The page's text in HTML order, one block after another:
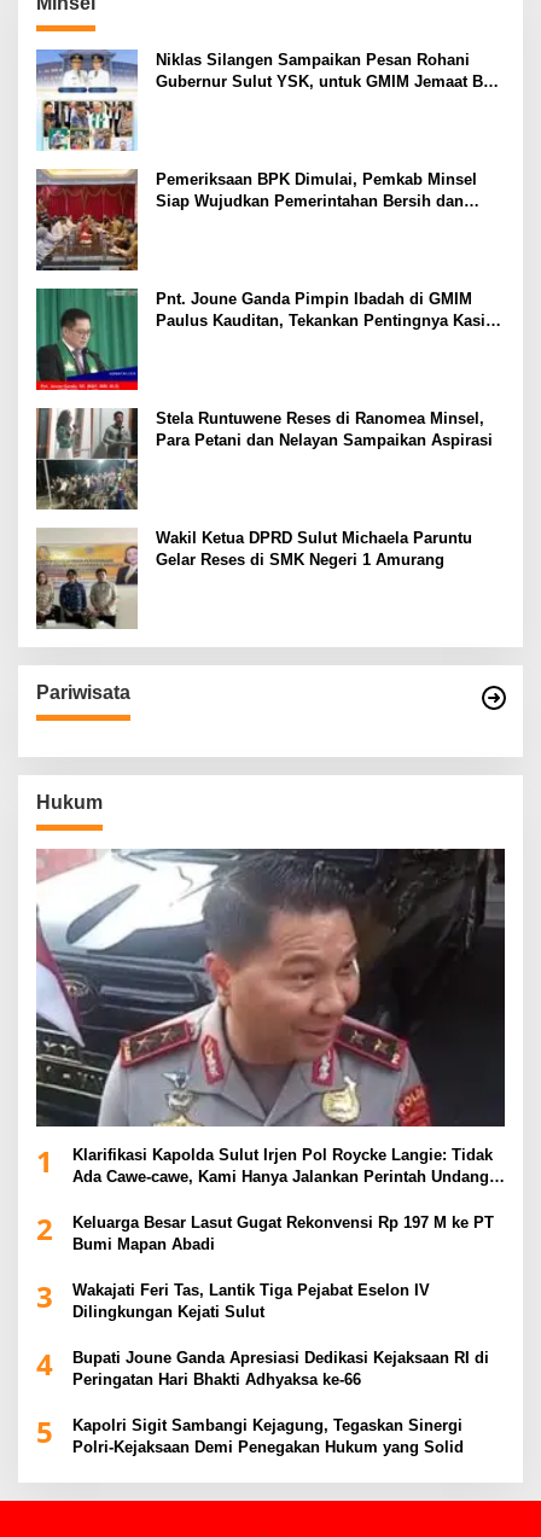
Niklas Silangen Sampaikan Pesan Rohani
Gubernur Sulut YSK, untuk GMIM Jemaat Bait
Pemeriksaan BPK Dimulai, Pemkab Minsel
Siap Wujudkan Pemerintahan Bersih dan
Pnt. Joune Ganda Pimpin Ibadah di GMIM
Paulus Kauditan, Tekankan Pentingnya Kasih
Stela Runtuwene Reses di Ranomea Minsel,
Para Petani dan Nelayan Sampaikan Aspirasi
Wakil Ketua DPRD Sulut Michaela Paruntu
Gelar Reses di SMK Negeri 1 Amurang
Pariwisata
Hukum
1
Klarifikasi Kapolda Sulut Irjen Pol Roycke Langie: Tidak
Ada Cawe-cawe, Kami Hanya Jalankan Perintah Undang-
2
Keluarga Besar Lasut Gugat Rekonvensi Rp 197 M ke PT
Bumi Mapan Abadi
3
Wakajati Feri Tas, Lantik Tiga Pejabat Eselon IV
Dilingkungan Kejati Sulut
4
Bupati Joune Ganda Apresiasi Dedikasi Kejaksaan RI di
Peringatan Hari Bhakti Adhyaksa ke-66
5
Kapolri Sigit Sambangi Kejagung, Tegaskan Sinergi
Polri-Kejaksaan Demi Penegakan Hukum yang Solid